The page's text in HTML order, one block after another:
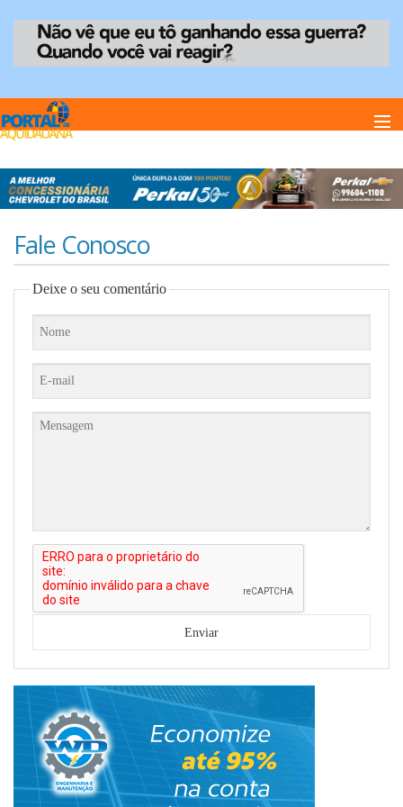
Home
Notï¿½cias
Anuncie
Anuncie
Fale Conosco
Fale Conosco
Deixe o seu comentário
Enviar